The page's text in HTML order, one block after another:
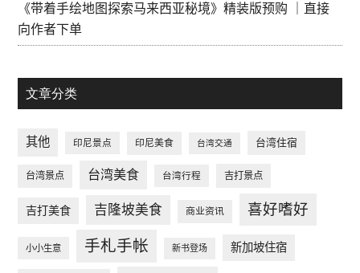
《带着手绘地图探索马来西亚秘境》精装版预购 ｜直接
向作者下单
文章分类
其他 印尼景点 印尼美食 台湾交通 台湾住宿
台湾景点 台湾美食 台湾行程 吉打景点
吉打美食 吉隆坡美食 商业资讯 喜好嗜好
小小生意 手札手帐 新书登场 新加坡住宿